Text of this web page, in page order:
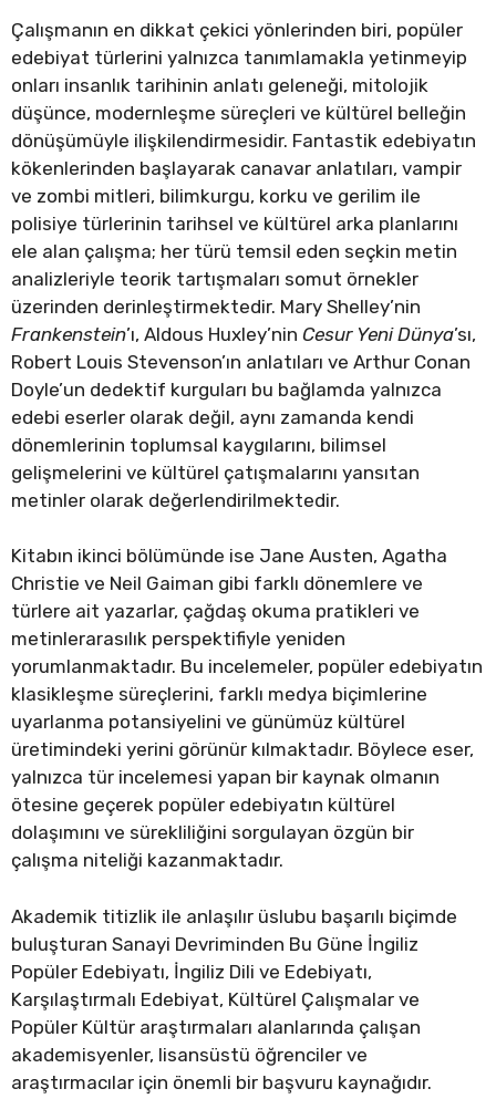
Çalışmanın en dikkat çekici yönlerinden biri, popüler
edebiyat türlerini yalnızca tanımlamakla yetinmeyip
onları insanlık tarihinin anlatı geleneği, mitolojik
düşünce, modernleşme süreçleri ve kültürel belleğin
dönüşümüyle ilişkilendirmesidir. Fantastik edebiyatın
kökenlerinden başlayarak canavar anlatıları, vampir
ve zombi mitleri, bilimkurgu, korku ve gerilim ile
polisiye türlerinin tarihsel ve kültürel arka planlarını
ele alan çalışma; her türü temsil eden seçkin metin
analizleriyle teorik tartışmaları somut örnekler
üzerinden derinleştirmektedir. Mary Shelley’nin
Frankenstein’ı, Aldous Huxley’nin Cesur Yeni Dünya’sı,
Robert Louis Stevenson’ın anlatıları ve Arthur Conan
Doyle’un dedektif kurguları bu bağlamda yalnızca
edebi eserler olarak değil, aynı zamanda kendi
dönemlerinin toplumsal kaygılarını, bilimsel
gelişmelerini ve kültürel çatışmalarını yansıtan
metinler olarak değerlendirilmektedir.
Kitabın ikinci bölümünde ise Jane Austen, Agatha
Christie ve Neil Gaiman gibi farklı dönemlere ve
türlere ait yazarlar, çağdaş okuma pratikleri ve
metinlerarasılık perspektifiyle yeniden
yorumlanmaktadır. Bu incelemeler, popüler edebiyatın
klasikleşme süreçlerini, farklı medya biçimlerine
uyarlanma potansiyelini ve günümüz kültürel
üretimindeki yerini görünür kılmaktadır. Böylece eser,
yalnızca tür incelemesi yapan bir kaynak olmanın
ötesine geçerek popüler edebiyatın kültürel
dolaşımını ve sürekliliğini sorgulayan özgün bir
çalışma niteliği kazanmaktadır.
Akademik titizlik ile anlaşılır üslubu başarılı biçimde
buluşturan Sanayi Devriminden Bu Güne İngiliz
Popüler Edebiyatı, İngiliz Dili ve Edebiyatı,
Karşılaştırmalı Edebiyat, Kültürel Çalışmalar ve
Popüler Kültür araştırmaları alanlarında çalışan
akademisyenler, lisansüstü öğrenciler ve
araştırmacılar için önemli bir başvuru kaynağıdır.